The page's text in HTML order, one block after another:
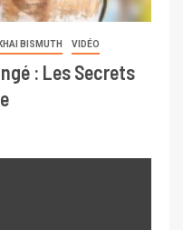
BISMUTH VIDÉO
: Les Secrets